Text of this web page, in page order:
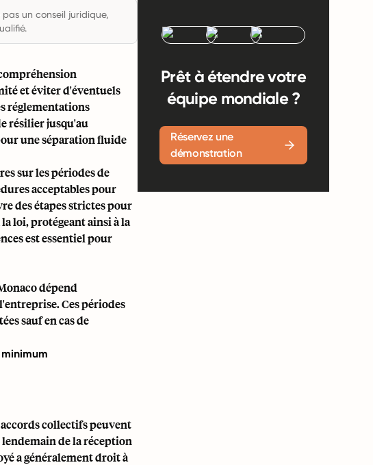
un conseil juridique,
et éviter d'éventuels
réglementations
résilier jusqu'au
une séparation fluide
sur les périodes de
acceptables pour
des étapes strictes pour
loi, protégeant ainsi à la
est essentiel pour
dépend
Ces périodes
sauf en cas de
collectifs peuvent
de la réception
a généralement droit à
Prêt à étendre votre
équipe mondiale ?
Réservez une
démonstration